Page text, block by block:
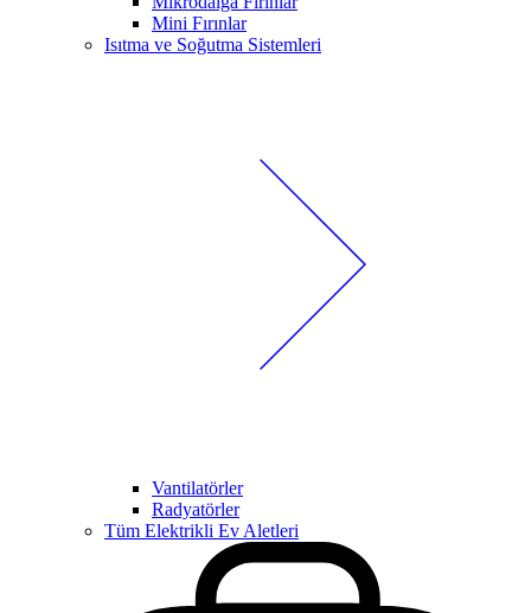
Mini Fırınlar
Isıtma ve Soğutma Sistemleri
Vantilatörler
Radyatörler
Tüm Elektrikli Ev Aletleri